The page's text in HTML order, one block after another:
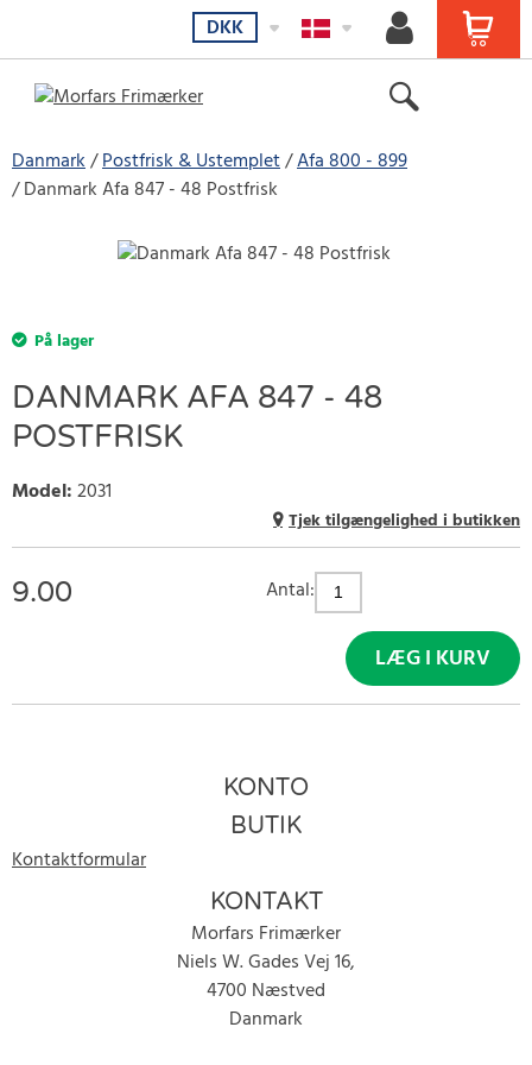
DKK
Danmark Postfrisk & Ustemplet Afa 800 - 899
Danmark Afa 847 - 48 Postfrisk
På lager
DANMARK AFA 847 - 48
POSTFRISK
Model:2031
Tjek tilgængelighed i butikken
9.00 Antal:
LÆG I KURV
KONTO
BUTIK
Kontaktformular
KONTAKT
Morfars Frimærker
Niels W. Gades Vej 16,
4700 Næstved
Danmark